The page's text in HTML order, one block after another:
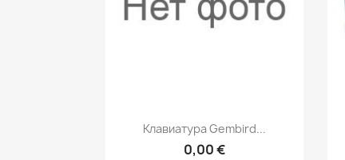
Быстрый просмотр
Клавиатура Gembird...
0,00 €